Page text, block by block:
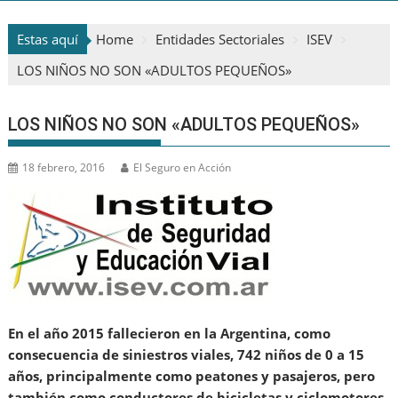
Estas aquí Home Entidades Sectoriales
ISEV
LOS NIÑOS NO SON «ADULTOS PEQUEÑOS»
LOS NIÑOS NO SON «ADULTOS PEQUEÑOS»
18 febrero, 2016 El Seguro en Acción
En el año 2015 fallecieron en la Argentina, como
consecuencia de siniestros viales, 742 niños de 0 a 15
años, principalmente como peatones y pasajeros, pero